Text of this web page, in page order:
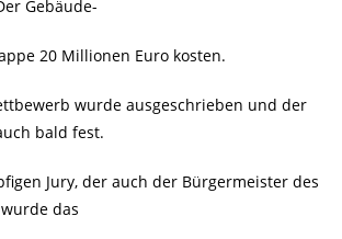
Gebäude-
20 Millionen Euro kosten.
wurde ausgeschrieben und der
bald fest.
Jury, der auch der Bürgermeister des
das